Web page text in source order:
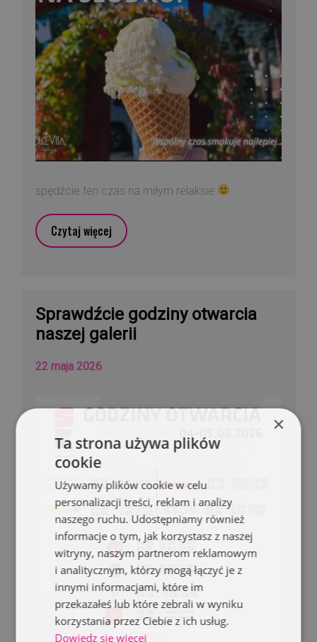
spędźcie ten czas na miłym relaksie
Czytaj więcej
Sprawdźcie godziny otwarcia
naszej galerii
22 maja 2026
×
Ta strona używa plików
cookie
Używamy plików cookie w celu
personalizacji treści, reklam i analizy
naszego ruchu. Udostępniamy również
informacje o tym, jak korzystasz z naszej
witryny, naszym partnerom reklamowym
i analitycznym, którzy mogą łączyć je z
innymi informacjami, które im
przekazałeś lub które zebrali w wyniku
korzystania przez Ciebie z ich usług.
Dowiedz się więcej